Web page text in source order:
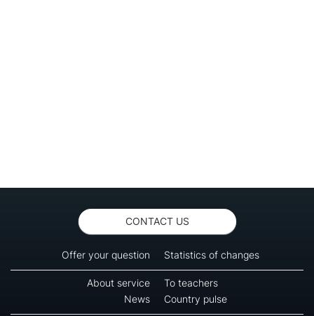
CONTACT US
Offer your question Statistics of changes
About service
To teachers
News
Country pulse